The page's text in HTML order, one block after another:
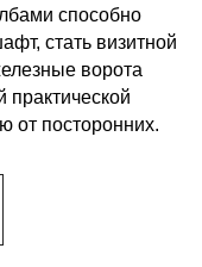
способно
стать визитной
ворота
от посторонних.